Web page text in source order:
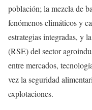
población; la mezcla de
fenómenos climáticos y
estrategias integradas, y
(RSE) del sector
entre mercados,
vez la seguridad
explotaciones.